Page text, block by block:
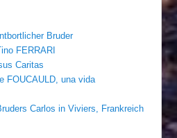
Bruder
FERRARI
Caritas
FOUCAULD, una vida
Carlos in Viviers, Frankreich